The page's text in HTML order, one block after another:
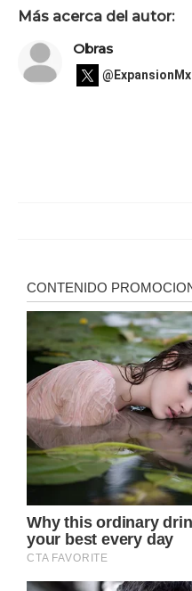
Más acerca del autor:
Obras
@ExpansionMx